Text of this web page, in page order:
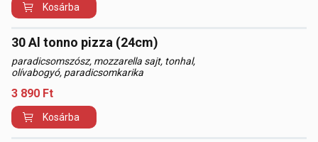
Kosárba
30 Al tonno pizza (24cm)
paradicsomszósz, mozzarella sajt, tonhal,
olívabogyó, paradicsomkarika
3 890 Ft
Kosárba